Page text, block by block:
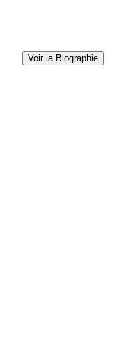
Voir la Biographie